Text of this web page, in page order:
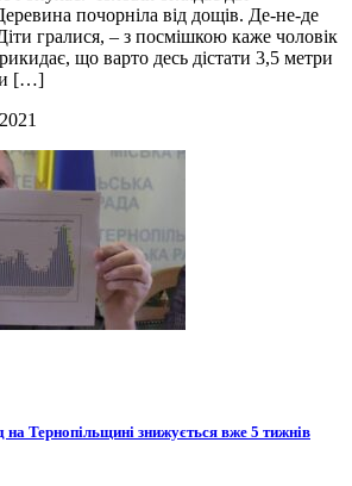
почорніла від дощів. Де-не-де
гралися, – з посмішкою каже чоловік
що варто десь дістати 3,5 метри
[…]
на Тернопільщині знижується вже 5 тижнів